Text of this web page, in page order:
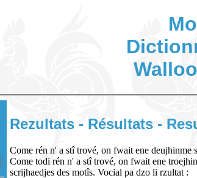
Rezultats - Résultats -
Come rén n' a stî trové, on fwait ene deujhinme
Come todi rén n' a stî trové, on fwait ene
scrijhaedjes des motîs. Vocial pa dzo li rzultat :